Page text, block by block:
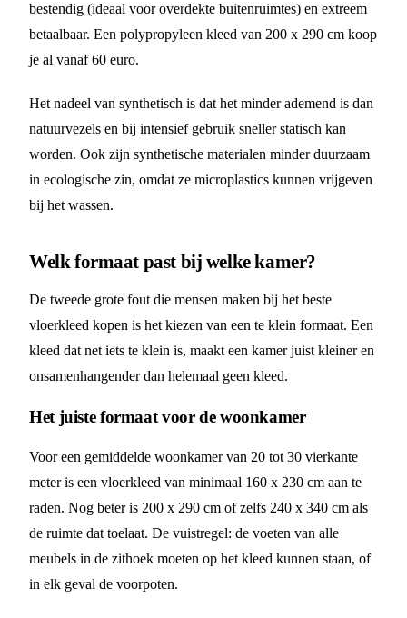
bestendig (ideaal voor overdekte buitenruimtes) en extreem
betaalbaar. Een polypropyleen kleed van 200 x 290 cm koop
je al vanaf 60 euro.
Het nadeel van synthetisch is dat het minder ademend is dan
natuurvezels en bij intensief gebruik sneller statisch kan
worden. Ook zijn synthetische materialen minder duurzaam
in ecologische zin, omdat ze microplastics kunnen vrijgeven
bij het wassen.
Welk formaat past bij welke kamer?
De tweede grote fout die mensen maken bij het beste
vloerkleed kopen is het kiezen van een te klein formaat. Een
kleed dat net iets te klein is, maakt een kamer juist kleiner en
onsamenhangender dan helemaal geen kleed.
Het juiste formaat voor de woonkamer
Voor een gemiddelde woonkamer van 20 tot 30 vierkante
meter is een vloerkleed van minimaal 160 x 230 cm aan te
raden. Nog beter is 200 x 290 cm of zelfs 240 x 340 cm als
de ruimte dat toelaat. De vuistregel: de voeten van alle
meubels in de zithoek moeten op het kleed kunnen staan, of
in elk geval de voorpoten.